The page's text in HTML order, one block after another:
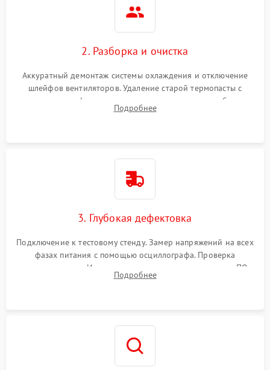
2. Разборка и очистка
Аккуратный демонтаж системы охлаждения и отключение
шлейфов вентиляторов. Удаление старой термопасты с
кристалла графического чипа и термопрокладок с банок
памяти и зоны VRM. Очистка платы от пыли и окислов.
Подробнее
3. Глубокая дефектовка
Подключение к тестовому стенду. Замер напряжений на всех
фазах питания с помощью осциллографа. Проверка
инициализации. Использование специализированного ПО
MATS
Подробнее